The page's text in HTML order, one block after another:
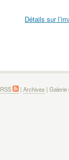
Détails sur
RSS | Archives | Galerie